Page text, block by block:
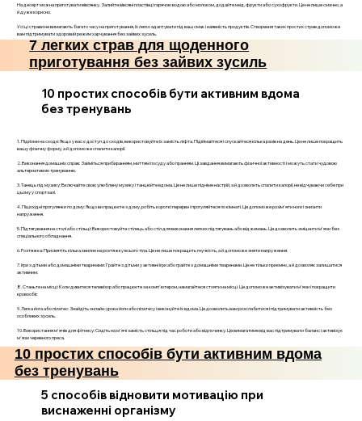
На десерт можна приготувати вівсянку. Залийте вівсяні пластівці гарячою водою або молоком, додайте мед, фрукти або сухофрукти. Це не лише смачно, а
й дуже корисно.
Усі ці страви не вимагають багато часу на приготування, їх легко адаптувати під ваш смак і наявність продуктів. Створення таких простих страв допоможе
вам підтримувати здоровий режим харчування без зайвих зусиль.
7 легких страв для щоденного
приготування без зайвих зусиль
10 простих способів бути активним вдома
без тренувань
1. Підйоми на сходи: Якщо у вас є доступ до сходів, використовуйте їх замість ліфта. Підіймайтеся і спускайтеся кілька разів на день. Це не лише покращить
вашу фізичну форму, а й допоможе спалити калорії.
2. Виконання домашніх справ: Займіться прибиранням, миттям посуду або пранням. Ці завдання вимагають фізичної активності і можуть стати чудовою
альтернативою тренуванню.
3. Танець під музику: Включайте свою улюблену музику і танцюйте вдома. Це не лише підніме настрій, а й дозволить спалити калорії, не відчуваючи себе при
цьому у спортзалі.
4. Пішохідні прогулянки по дому: Якщо ви працюєте з дому, робіть короткі перерви і прогуляйтеся по кімнаті. Це допоможе розім'яти ноги і знизити
напруження.
5. Підтягування на столі або стільці: Використовуйте стілець або стіл для виконання легких підтягувань або віджимань. Це дозволить зміцнити м'язи без
спеціального обладнання.
6. Розтяжка: Присвятіть кілька хвилин на розтяжку всього тіла. Це не лише покращить гнучкість, а й допоможе зняти напруження.
7. Ігри з дітьми або домашніми тваринами: Грайте з дітьми у активні ігри або грайте з домашніми тваринами. Це не тільки приємно, а й дозволяє залишатися
активним.
8. Станьте на місці: Коли дивитеся телевізор або працюєте за комп'ютером, намагайтеся стояти на місці. Це допоможе активізувати м'язи і покращити
кровообіг.
9. Легка йога або пілатес: Знайдіть онлайн-уроки йоги або пілатесу і виконуйте їх вдома. Це дозволить вам розслабитися і підтримувати активність без
особливих зусиль.
10. Використання м'ячів для фітнесу: Сидіть на м'ячі замість стільця під час роботи або відпочинку. Це вимагатиме від вас підтримувати баланс і активізує
м'язи черевного преса.
10 простих способів бути активним вдома
без тренувань
5 способів відновити мотивацію при
виснаженні організму